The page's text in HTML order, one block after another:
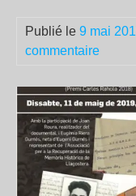
Publié le 9 mai
commentaire